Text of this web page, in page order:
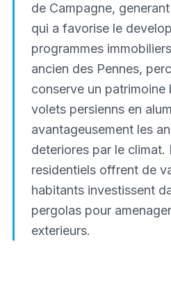
de Campagne,
qui a favorise le
programmes
ancien des Pennes,
conserve un
volets persienns en
avantageusement les
deteriores par le climat.
residentiels offrent de
habitants investissent
pergolas pour
exterieurs.